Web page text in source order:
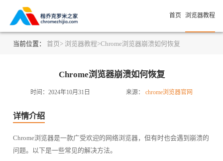
首页 浏览器教程
当前位置： 首页> 浏览器教程>Chrome浏览器崩溃如何恢复
Chrome浏览器崩溃如何恢复
时间：2024年10月31日 来源： chrome浏览器官网
详情介绍
Chrome浏览器是一款广受欢迎的网络浏览器，但有时也会遇到崩溃的
问题。以下是一些常见的解决方法。